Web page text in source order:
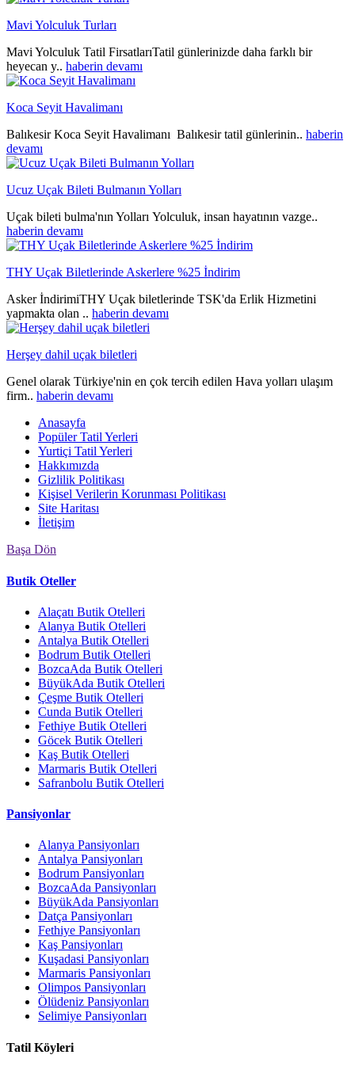
Mavi Yolculuk Turları
Mavi Yolculuk Tatil FirsatlarıTatil günlerinizde daha farklı bir
heyecan y.. haberin devamı
Koca Seyit Havalimanı
Balıkesir Koca Seyit Havalimanı Balıkesir tatil günlerinin.. haberin
devamı
Ucuz Uçak Bileti Bulmanın Yolları
Uçak bileti bulma'nın Yolları Yolculuk, insan hayatının vazge..
haberin devamı
THY Uçak Biletlerinde Askerlere %25 İndirim
Asker İndirimiTHY Uçak biletlerinde TSK'da Erlik Hizmetini
yapmakta olan .. haberin devamı
Herşey dahil uçak biletleri
Genel olarak Türkiye'nin en çok tercih edilen Hava yolları ulaşım
firm.. haberin devamı
Anasayfa
Popüler Tatil Yerleri
Yurtiçi Tatil Yerleri
Hakkımızda
Gizlilik Politikası
Kişisel Verilerin Korunması Politikası
Site Haritası
İletişim
Başa Dön
Butik Oteller
Alaçatı Butik Otelleri
Alanya Butik Otelleri
Antalya Butik Otelleri
Bodrum Butik Otelleri
BozcaAda Butik Otelleri
BüyükAda Butik Otelleri
Çeşme Butik Otelleri
Cunda Butik Otelleri
Fethiye Butik Otelleri
Göcek Butik Otelleri
Kaş Butik Otelleri
Marmaris Butik Otelleri
Safranbolu Butik Otelleri
Pansiyonlar
Alanya Pansiyonları
Antalya Pansiyonları
Bodrum Pansiyonları
BozcaAda Pansiyonları
BüyükAda Pansiyonları
Datça Pansiyonları
Fethiye Pansiyonları
Kaş Pansiyonları
Kuşadasi Pansiyonları
Marmaris Pansiyonları
Olimpos Pansiyonları
Ölüdeniz Pansiyonları
Selimiye Pansiyonları
Tatil Köyleri